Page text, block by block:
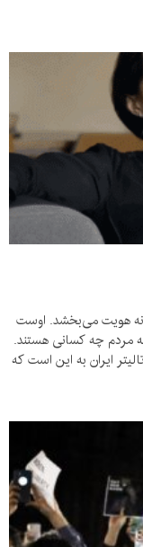
هویت می‌بخشد. اوست
مردم چه کسانی هستند.
ایران به این است که